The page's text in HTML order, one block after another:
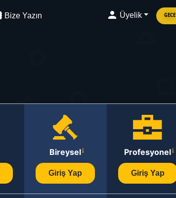
Bize Yazın Üyelik GECE
Bireysel
Giriş Yap
Profesyonel
Giriş Yap